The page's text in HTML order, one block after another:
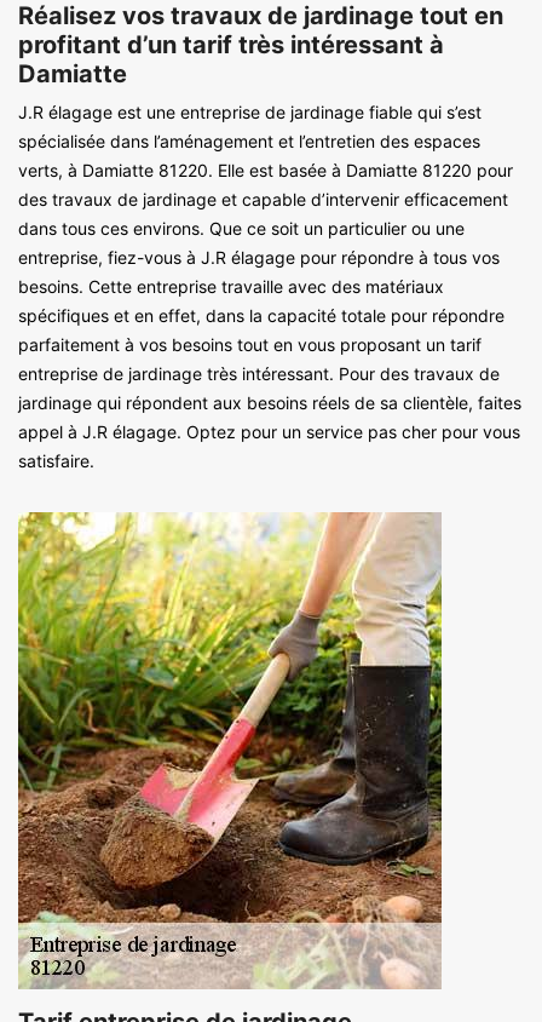
Réalisez vos travaux de jardinage tout en
profitant d’un tarif très intéressant à
Damiatte
J.R élagage est une entreprise de jardinage fiable qui s’est
spécialisée dans l’aménagement et l’entretien des espaces
verts, à Damiatte 81220. Elle est basée à Damiatte 81220 pour
des travaux de jardinage et capable d’intervenir efficacement
dans tous ces environs. Que ce soit un particulier ou une
entreprise, fiez-vous à J.R élagage pour répondre à tous vos
besoins. Cette entreprise travaille avec des matériaux
spécifiques et en effet, dans la capacité totale pour répondre
parfaitement à vos besoins tout en vous proposant un tarif
entreprise de jardinage très intéressant. Pour des travaux de
jardinage qui répondent aux besoins réels de sa clientèle, faites
appel à J.R élagage. Optez pour un service pas cher pour vous
satisfaire.